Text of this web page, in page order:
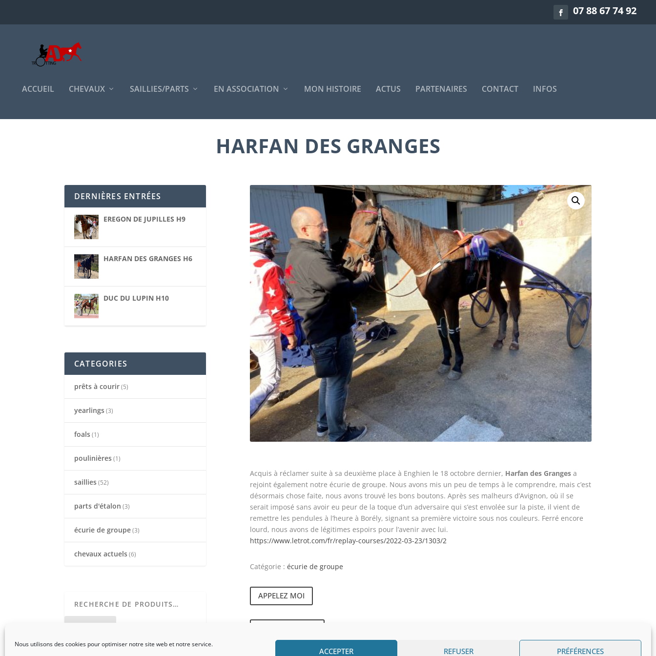
Nous utilisons des cookies pour optimiser notre site web et notre service.
ACCEPTER REFUSER PRÉFÉRENCES
07 88 67 74 92
ACCUEIL CHEVAUX SAILLIES/PARTS EN ASSOCIATION MON HISTOIRE ACTUS PARTENAIRES CONTACT INFOS
HARFAN DES GRANGES
DERNIÈRES ENTRÉES
EREGON DE JUPILLES H9
HARFAN DES GRANGES H6
DUC DU LUPIN H10
CATEGORIES
prêts à courir(5)
yearlings(3)
foals(1)
poulinières(1)
saillies(52)
parts d'étalon (3)
écurie de groupe(3)
chevaux actuels(6)
RECHERCHE
Acquis à réclamer suite à sa deuxième place à Enghien le 18 octobre dernier, Harfan des Grangesa
rejoint également notre écurie de groupe. Nous avons mis un peu de temps à le comprendre, mais c’est
désormais chose faite, nous avons trouvé les bons boutons. Après ses malheurs d’Avignon, où il se
serait imposé sans avoir eu peur de la toque d’un adversaire qui s’est envolée sur la piste, il vient de
remettre les pendules à l’heure à Borély, signant sa première victoire sous nos couleurs. Ferré encore
lourd, nous avons de légitimes espoirs pour l’avenir avec lui.
https://www.letrot.com/fr/replay-courses/2022-03-23/1303/2
Catégorie : écurie de groupe
APPELEZ MOI